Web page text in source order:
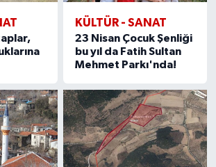
KÜLTÜR - SANAT
23 Nisan Çocuk Şenliği
bu yıl da Fatih Sultan
Mehmet Parkı'nda!